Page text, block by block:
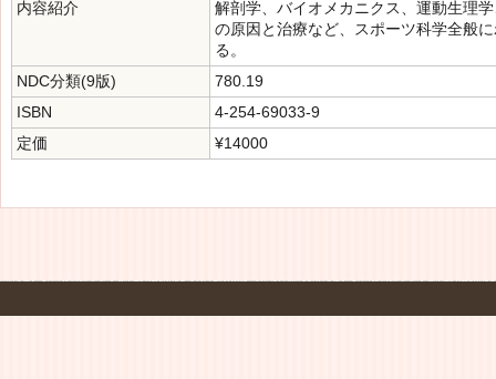
内容紹介
解剖学、バイオメカニクス、運動生理
の原因と治療など、スポーツ科学全般
る。
NDC分類(9版)
780.19
ISBN
4-254-69033-9
定価
¥14000